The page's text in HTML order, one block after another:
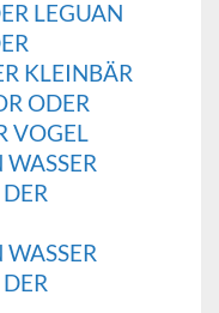
LEGUAN
KLEINBÄR
ODER
VOGEL
L
S